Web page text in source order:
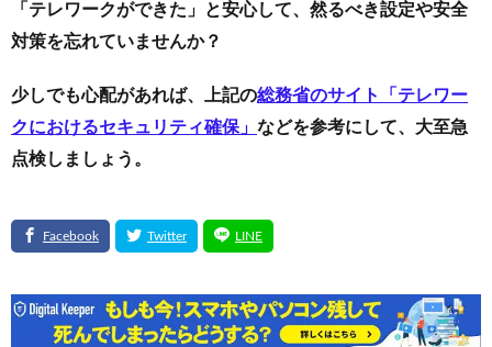
「テレワークができた」と安心して、然るべき設定や安全
対策を忘れていませんか？
少しでも心配があれば、上記の総務省のサイト「テレワー
クにおけるセキュリティ確保」 などを参考にして、大至急
点検しましょう。